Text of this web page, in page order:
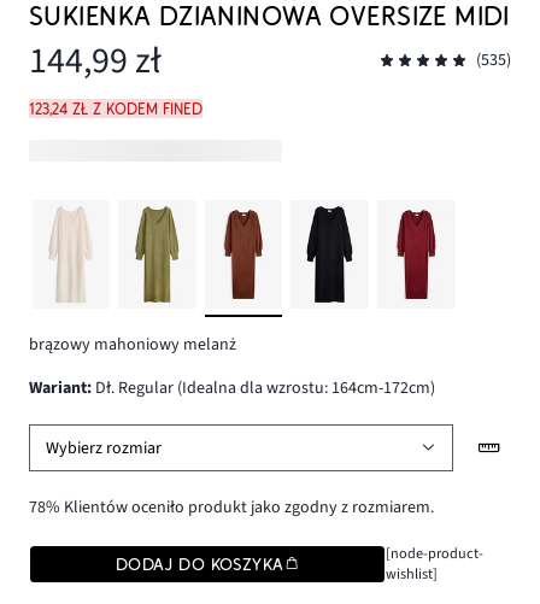
SUKIENKA DZIANINOWA OVERSIZE MIDI
144,99 zł (535)
123,24 zł z kodem FINED
brązowy mahoniowy melanż
wariant: Dł. Regular (Idealna dla wzrostu: 164cm-172cm)
Wybierz rozmiar
78% Klientów oceniło produkt jako zgodny z rozmiarem.
DODAJ DO KOSZYKA
[node-product-
wishlist]